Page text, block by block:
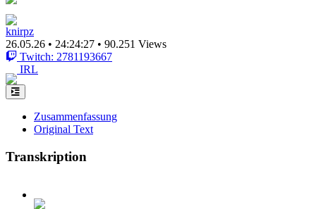
knirpz
26.05.26 • 24:24:27 • 90.251 Views
Twitch: 2781193667
IRL
Zusammenfassung
Original Text
Transkription